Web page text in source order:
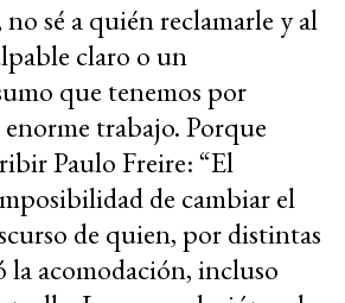
sé a quién reclamarle y al
claro o un
que tenemos por
trabajo. Porque
Paulo Freire: “El
de cambiar el
de quien, por distintas
la acomodación, incluso